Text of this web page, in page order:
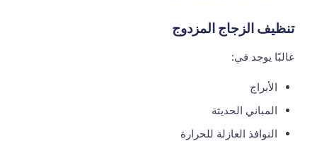
تنظيف الزجاج المزدوج
غالبًا يوجد في:
الأبراج
المباني الحديثة
النوافذ العازلة للحرارة